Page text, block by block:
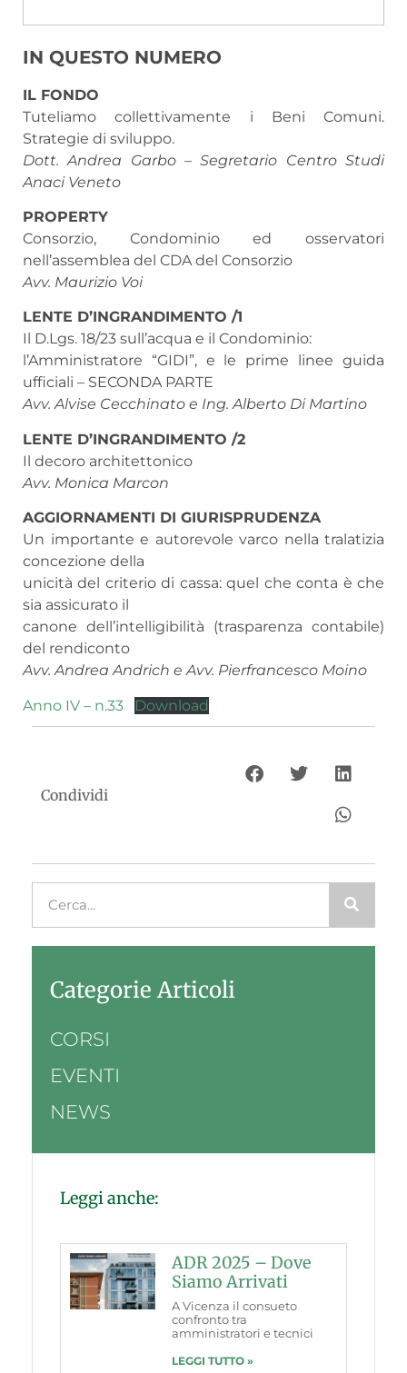
IN QUESTO NUMERO
IL FONDO
Tuteliamo collettivamente i Beni Comuni.
Strategie di sviluppo.
Dott. Andrea Garbo – Segretario Centro Studi
Anaci Veneto
PROPERTY
Consorzio, Condominio ed osservatori
nell’assemblea del CDA del Consorzio
Avv. Maurizio Voi
LENTE D’INGRANDIMENTO /1
Il D.Lgs. 18/23 sull’acqua e il Condominio:
l’Amministratore “GIDI”, e le prime linee guida
ufficiali – SECONDA PARTE
Avv. Alvise Cecchinato e Ing. Alberto Di Martino
LENTE D’INGRANDIMENTO /2
Il decoro architettonico
Avv. Monica Marcon
AGGIORNAMENTI DI GIURISPRUDENZA
Un importante e autorevole varco nella tralatizia
concezione della
unicità del criterio di cassa: quel che conta è che
sia assicurato il
canone dell’intelligibilità (trasparenza contabile)
del rendiconto
Avv. Andrea Andrich e Avv. Pierfrancesco Moino
Anno IV – n.33 Download
Condividi
Categorie Articoli
CORSI
EVENTI
NEWS
Leggi anche:
ADR 2025 – Dove
Siamo Arrivati
A Vicenza il consueto
confronto tra
amministratori e tecnici
LEGGI TUTTO »